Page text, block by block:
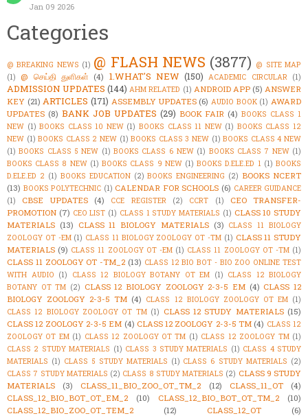
Jan 09 2026
Categories
@ BREAKING NEWS (1) @ FLASH NEWS (3877) @ SITE MAP
(1) @ செய்தி துளிகள் (4) 1.WHAT'S NEW (150) ACADEMIC CIRCULAR (1)
ADMISSION UPDATES (144) AHM RELATED (1) ANDROID APP (5) ANSWER
KEY (21) ARTICLES (171) ASSEMBLY UPDATES (6) AUDIO BOOK (1) AWARD
UPDATES (8) BANK JOB UPDATES (29) BOOK FAIR (4) BOOKS CLASS 1
NEW (1) BOOKS CLASS 10 NEW (1) BOOKS CLASS 11 NEW (1) BOOKS CLASS 12
NEW (1) BOOKS CLASS 2 NEW (1) BOOKS CLASS 3 NEW (1) BOOKS CLASS 4 NEW
(1) BOOKS CLASS 5 NEW (1) BOOKS CLASS 6 NEW (1) BOOKS CLASS 7 NEW (1)
BOOKS CLASS 8 NEW (1) BOOKS CLASS 9 NEW (1) BOOKS D.ELE.ED 1 (1) BOOKS
D.ELE.ED 2 (1) BOOKS EDUCATION (2) BOOKS ENGINEERING (2) BOOKS NCERT
(13) BOOKS POLYTECHNIC (1) CALENDAR FOR SCHOOLS (6) CAREER GUIDANCE
(1)
CBSE UPDATES (4) CCE REGISTER (2) CCRT (1)
CEO TRANSFER-
PROMOTION (7) CEO LIST (1) CLASS 1 STUDY MATERIALS (1) CLASS 10 STUDY
MATERIALS (13) CLASS 11 BIOLOGY MATERIALS (3) CLASS 11 BIOLOGY
ZOOLOGY OT -EM (1) CLASS 11 BIOLOGY ZOOLOGY OT -TM (1) CLASS 11 STUDY
MATERIALS (9) CLASS 11 ZOOLOGY OT -EM (1) CLASS 11 ZOOLOGY OT -TM (1)
CLASS 11 ZOOLOGY OT -TM_2 (13) CLASS 12 BIO BOT - BIO ZOO ONLINE TEST
WITH AUDIO (1) CLASS 12 BIOLOGY BOTANY OT EM (1) CLASS 12 BIOLOGY
BOTANY OT TM (2) CLASS 12 BIOLOGY ZOOLOGY 2-3-5 EM (4) CLASS 12
BIOLOGY ZOOLOGY 2-3-5 TM (4) CLASS 12 BIOLOGY ZOOLOGY OT EM (1)
CLASS 12 BIOLOGY ZOOLOGY OT TM (1) CLASS 12 STUDY MATERIALS (15)
CLASS 12 ZOOLOGY 2-3-5 EM (4) CLASS 12 ZOOLOGY 2-3-5 TM (4) CLASS 12
ZOOLOGY OT EM (1) CLASS 12 ZOOLOGY OT TM (1) CLASS 12 ZOOLOGY TM (1)
CLASS 2 STUDY MATERIALS (1) CLASS 3 STUDY MATERIALS (1) CLASS 4 STUDY
MATERIALS (1) CLASS 5 STUDY MATERIALS (1) CLASS 6 STUDY MATERIALS (2)
CLASS 7 STUDY MATERIALS (2) CLASS 8 STUDY MATERIALS (2) CLASS 9 STUDY
MATERIALS
(3) CLASS_11_BIO_ZOO_OT_TM_2 (12) CLASS_11_OT
(4)
CLASS_12_BIO_BOT_OT_EM_2
(10) CLASS_12_BIO_BOT_OT_TM_2
(10)
CLASS_12_BIO_ZOO_OT_TEM_2
(12) CLASS_12_OT
(6)